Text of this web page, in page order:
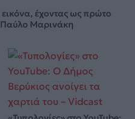
έχοντας ως πρώτο
Παύλο Μαρινάκη